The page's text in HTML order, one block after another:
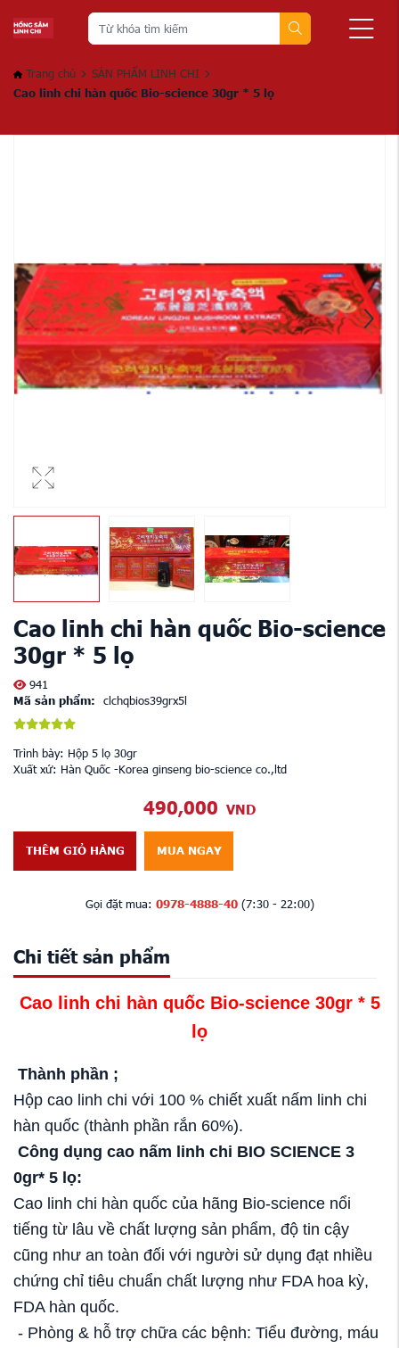
Trang chủ
SẢN PHẨM LINH CHI
Cao linh chi hàn quốc Bio-science 30gr * 5 lọ
Cao linh chi hàn quốc Bio-science
30gr * 5 lọ
941
Mã sản phẩm:
clchqbios39grx5l
Trình bày: Hộp 5 lọ 30gr
Xuất xứ: Hàn Quốc -Korea ginseng bio-science co.,ltd
490,000 VND
THÊM GIỎ HÀNG MUA NGAY
Gọi đặt mua: 0978-4888-40(7:30 - 22:00)
Chi tiết sản phẩm
Cao linh chi hàn quốc Bio-science 30gr * 5
lọ
Thành phần ;
Hộp cao linh chi với 100 % chiết xuất nấm linh chi
hàn quốc (thành phần rắn 60%).
Công dụng cao nấm linh chi BIO SCIENCE 3
0gr* 5 lọ:
Cao linh chi hàn quốc của hãng Bio-science nổi
tiếng từ lâu về chất lượng sản phẩm, độ tin cậy
cũng như an toàn đối với người sử dụng đạt nhiều
chứng chỉ tiêu chuẩn chất lượng như FDA hoa kỳ,
FDA hàn quốc.
- Phòng & hỗ trợ chữa các bệnh: Tiểu đường, máu